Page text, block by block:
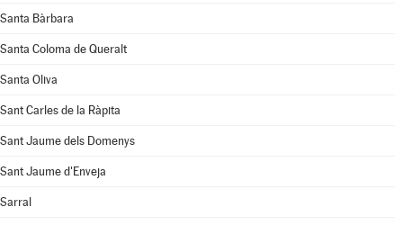
Santa Bàrbara
Santa Coloma de Queralt
Santa Oliva
Sant Carles de la Ràpita
Sant Jaume dels Domenys
Sant Jaume d'Enveja
Sarral